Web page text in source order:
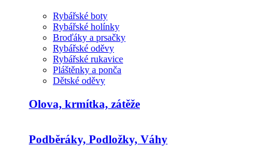
Rybářské boty
Rybářské holínky
Broďáky a prsačky
Rybářské oděvy
Rybářské rukavice
Pláštěnky a ponča
Dětské oděvy
Olova, krmítka, zátěže
Podběráky, Podložky, Váhy